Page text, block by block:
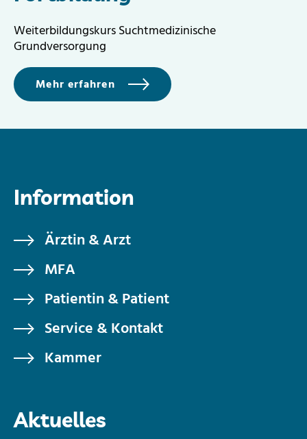
Weiterbildungskurs Suchtmedizinische
Grundversorgung
Mehr erfahren
Information
Ärztin & Arzt
MFA
Patientin & Patient
Service & Kontakt
Kammer
Aktuelles